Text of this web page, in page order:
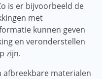
is er bijvoorbeeld de
met
kunnen geven
en veronderstellen
zijn.
afbreekbare materialen